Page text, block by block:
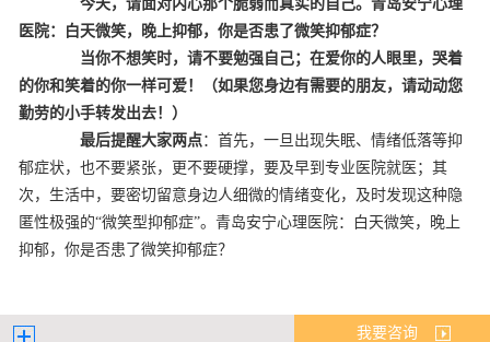
今天，请面对内心那个脆弱而真实的自己。 青岛安宁心理
医院：白天微笑，晚上抑郁，你是否患了微笑抑郁症？
当你不想笑时，请不要勉强自己；在爱你的人眼里，哭着
的你和笑着的你一样可爱！
（如果您身边有需要的朋友，请动动您
勤劳的小手转发出去！ ）
最后提醒大家两点：首先，一旦出现失眠、情绪低落等抑
郁症状，也不要紧张，更不要硬撑，要及早到专业医院就医；其
次，生活中，要密切留意身边人细微的情绪变化，及时发现这种隐
匿性极强的“微笑型抑郁症”。青岛安宁心理医院：白天微笑，晚上
抑郁，你是否患了微笑抑郁症？
我要咨询